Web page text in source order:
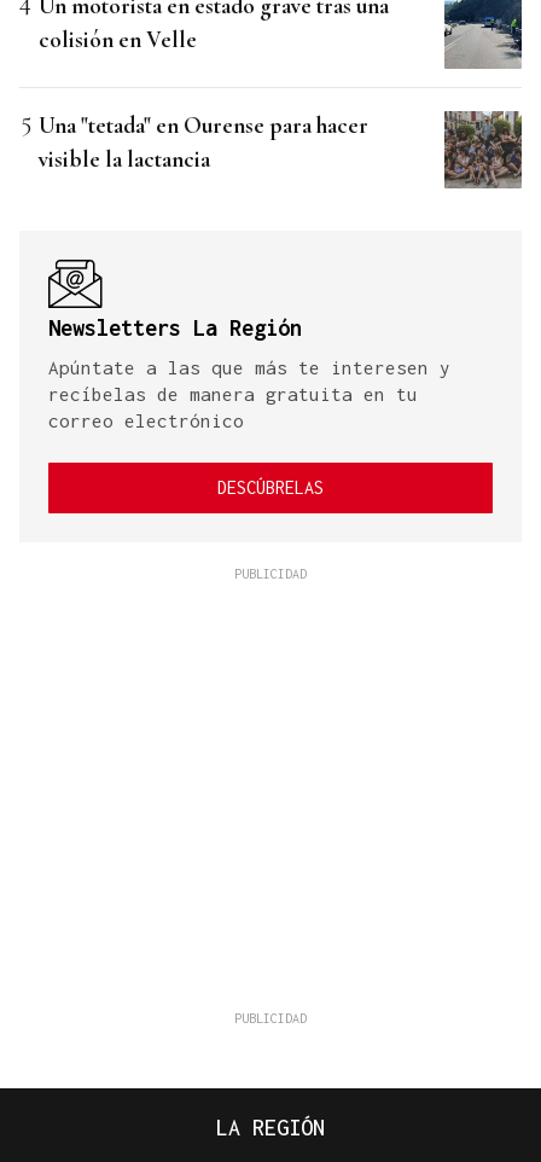
Un motorista en estado grave tras una
colisión en Velle
Una "tetada" en Ourense para hacer
visible la lactancia
Newsletters La Región
Apúntate a las que más te interesen y
recíbelas de manera gratuita en tu
correo electrónico
DESCÚBRELAS
LA REGIÓN